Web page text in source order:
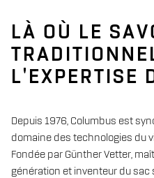
LÀ OÙ LE
L'EXPERTISE
Depuis 1976, Columbus est
domaine des technologies du
Fondée par Günther Vetter,
génération et inventeur du sac